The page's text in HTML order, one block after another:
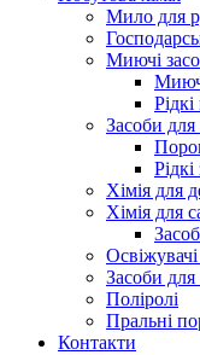
Мило для
Миючі
Засоби
Хімія для
Хімія для
Засоби
Поліролі
Пральні
Контакти